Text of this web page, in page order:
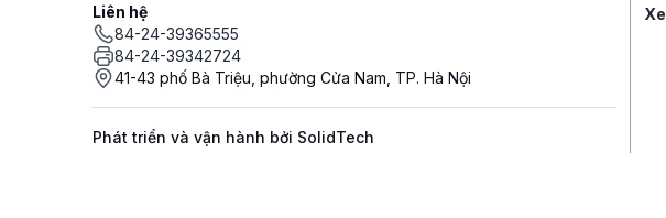
Liên hệ
84-24-39365555
84-24-39342724
41-43 phố Bà Triệu, phường Cửa Nam, TP. Hà Nội
Phát triển và vận hành bởi SolidTech